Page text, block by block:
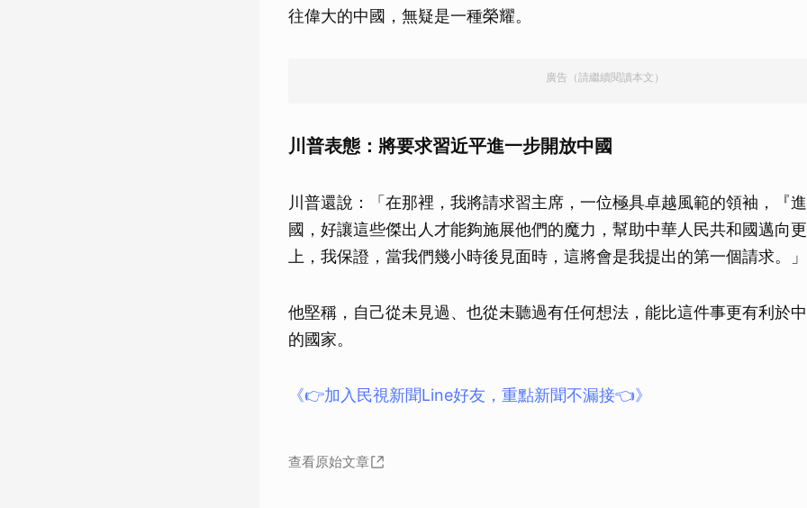
往偉大的中國，無疑是一種榮耀。
廣告（請繼續閱讀本文）
川普表態：將要求習近平進一步開放中國
川普還說：「在那裡，我將請求習主席，一位極具卓越風範的領袖，『
國，好讓這些傑出人才能夠施展他們的魔力，幫助中華人民共和國邁向
上，我保證，當我們幾小時後見面時，這將會是我提出的第一個請求。」
他堅稱，自己從未見過、也從未聽過有任何想法，能比這件事更有利於
的國家。
《👉加入民視新聞Line好友，重點新聞不漏接👈》
查看原始文章